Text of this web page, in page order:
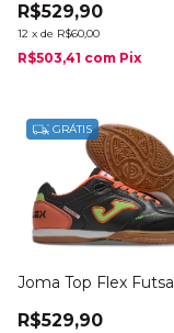
R$529,90
12 x de R$60,00
R$503,41 com Pix
GRÁTIS
Joma Top Flex Futsal
R$529,90